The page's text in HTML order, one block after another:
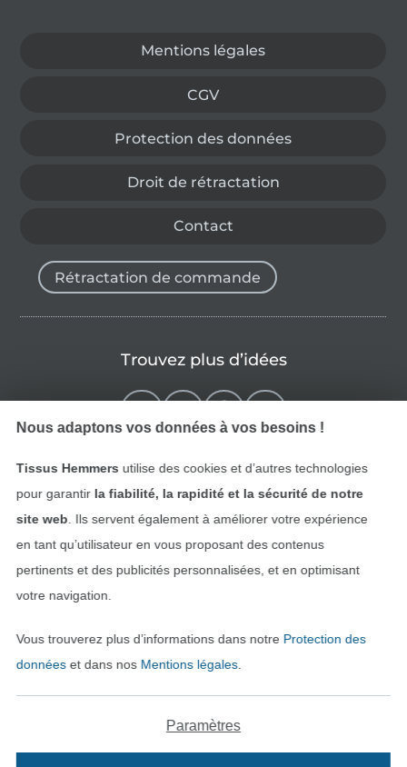
Mentions légales
CGV
Protection des données
Droit de rétractation
Contact
Rétractation de commande
Trouvez plus d’idées
Deutsch
Nous adaptons vos données à vos besoins !
Tissus Hemmers utilise des cookies et d’autres technologies
pour garantir la fiabilité, la rapidité et la sécurité de notre
site web . Ils servent également à améliorer votre expérience
en tant qu’utilisateur en vous proposant des contenus
pertinents et des publicités personnalisées, et en optimisant
votre navigation.
Vous trouverez plus d’informations dans notre Protection des
donnéeset dans nos Mentions légales.
Paramètres